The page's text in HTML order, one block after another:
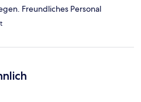
Freundliches Personal